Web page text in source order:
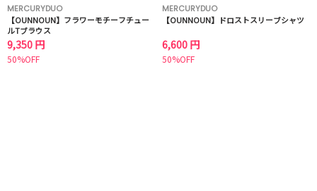
MERCURYDUO
【OUNNOUN】フラワーモチーフチュー
ルTブラウス
9,350 円
50%OFF
MERCURYDUO
【OUNNOUN】ドロストスリーブシャツ
6,600 円
50%OFF